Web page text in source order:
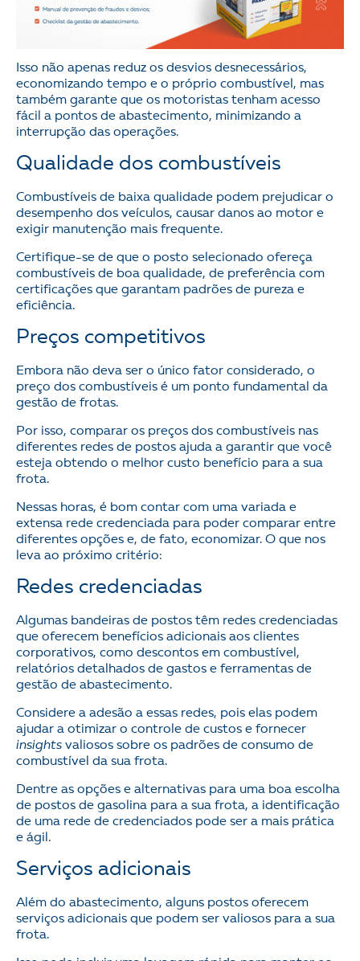
Isso não apenas reduz os desvios desnecessários,
economizando tempo e o próprio combustível, mas
também garante que os motoristas tenham acesso
fácil a pontos de abastecimento, minimizando a
interrupção das operações.
Qualidade dos combustíveis
Combustíveis de baixa qualidade podem prejudicar o
desempenho dos veículos, causar danos ao motor e
exigir manutenção mais frequente.
Certifique-se de que o posto selecionado ofereça
combustíveis de boa qualidade, de preferência com
certificações que garantam padrões de pureza e
eficiência.
Preços competitivos
Embora não deva ser o único fator considerado, o
preço dos combustíveis é um ponto fundamental da
gestão de frotas.
Por isso, comparar os preços dos combustíveis nas
diferentes redes de postos ajuda a garantir que você
esteja obtendo o melhor custo benefício para a sua
frota.
Nessas horas, é bom contar com uma variada e
extensa rede credenciada para poder comparar entre
diferentes opções e, de fato, economizar. O que nos
leva ao próximo critério:
Redes credenciadas
Algumas bandeiras de postos têm redes credenciadas
que oferecem benefícios adicionais aos clientes
corporativos, como descontos em combustível,
relatórios detalhados de gastos e ferramentas de
gestão de abastecimento.
Considere a adesão a essas redes, pois elas podem
ajudar a otimizar o controle de custos e fornecer
insights valiosos sobre os padrões de consumo de
combustível da sua frota.
Dentre as opções e alternativas para uma boa escolha
de postos de gasolina para a sua frota, a identificação
de uma rede de credenciados pode ser a mais prática
e ágil.
Serviços adicionais
Além do abastecimento, alguns postos oferecem
serviços adicionais que podem ser valiosos para a sua
frota.